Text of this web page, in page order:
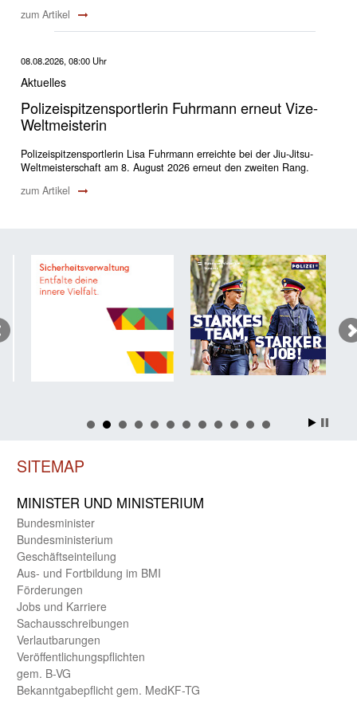
zum Artikel
08.08.2026, 08:00 Uhr
Aktuelles
Polizeispitzensportlerin Fuhrmann erneut Vize-
Weltmeisterin
Polizeispitzensportlerin Lisa Fuhrmann erreichte bei der Jiu-Jitsu-
Weltmeisterschaft am 8. August 2026 erneut den zweiten Rang.
zum Artikel
SITEMAP
MINISTER UND MINIST­ERIUM
Bundes­minister
Bundes­ministerium
Geschäfts­einteilung
Aus- und Fortbildung im BMI
Förderungen
Jobs und Karriere
Sachaus­schreibungen
Verlautbarungen
Veröffentlichungspflichten
gem. B-VG
Bekanntgabepflicht gem. MedKF-TG